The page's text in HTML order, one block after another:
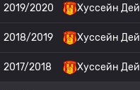
2019/2020 Хуссейн Дей
2018/2019 Хуссейн Дей
2017/2018 Хуссейн Дей